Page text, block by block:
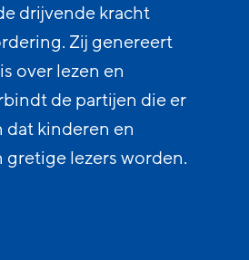
drijvende kracht
Zij genereert
over lezen en
de partijen die er
dat kinderen en
lezers worden.